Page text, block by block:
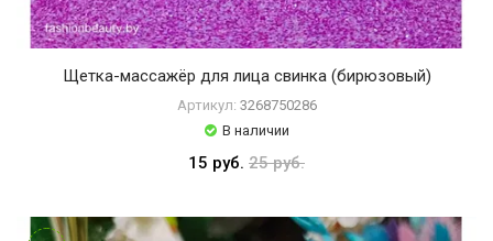
Щетка-массажёр для лица свинка (бирюзовый)
Артикул: 3268750286
В наличии
15 руб. 25 руб.